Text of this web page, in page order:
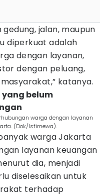
jalan, maupun
diperkuat adalah
dengan layanan,
dengan peluang,
katanya.
belum
warga dengan layanan
(Dok/Istimewa).
warga Jakarta
layanan keuangan
dia, menjadi
diselesaikan untuk
terhadap